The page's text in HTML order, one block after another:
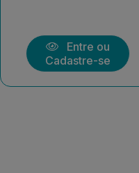
Entre ou
Cadastre-se